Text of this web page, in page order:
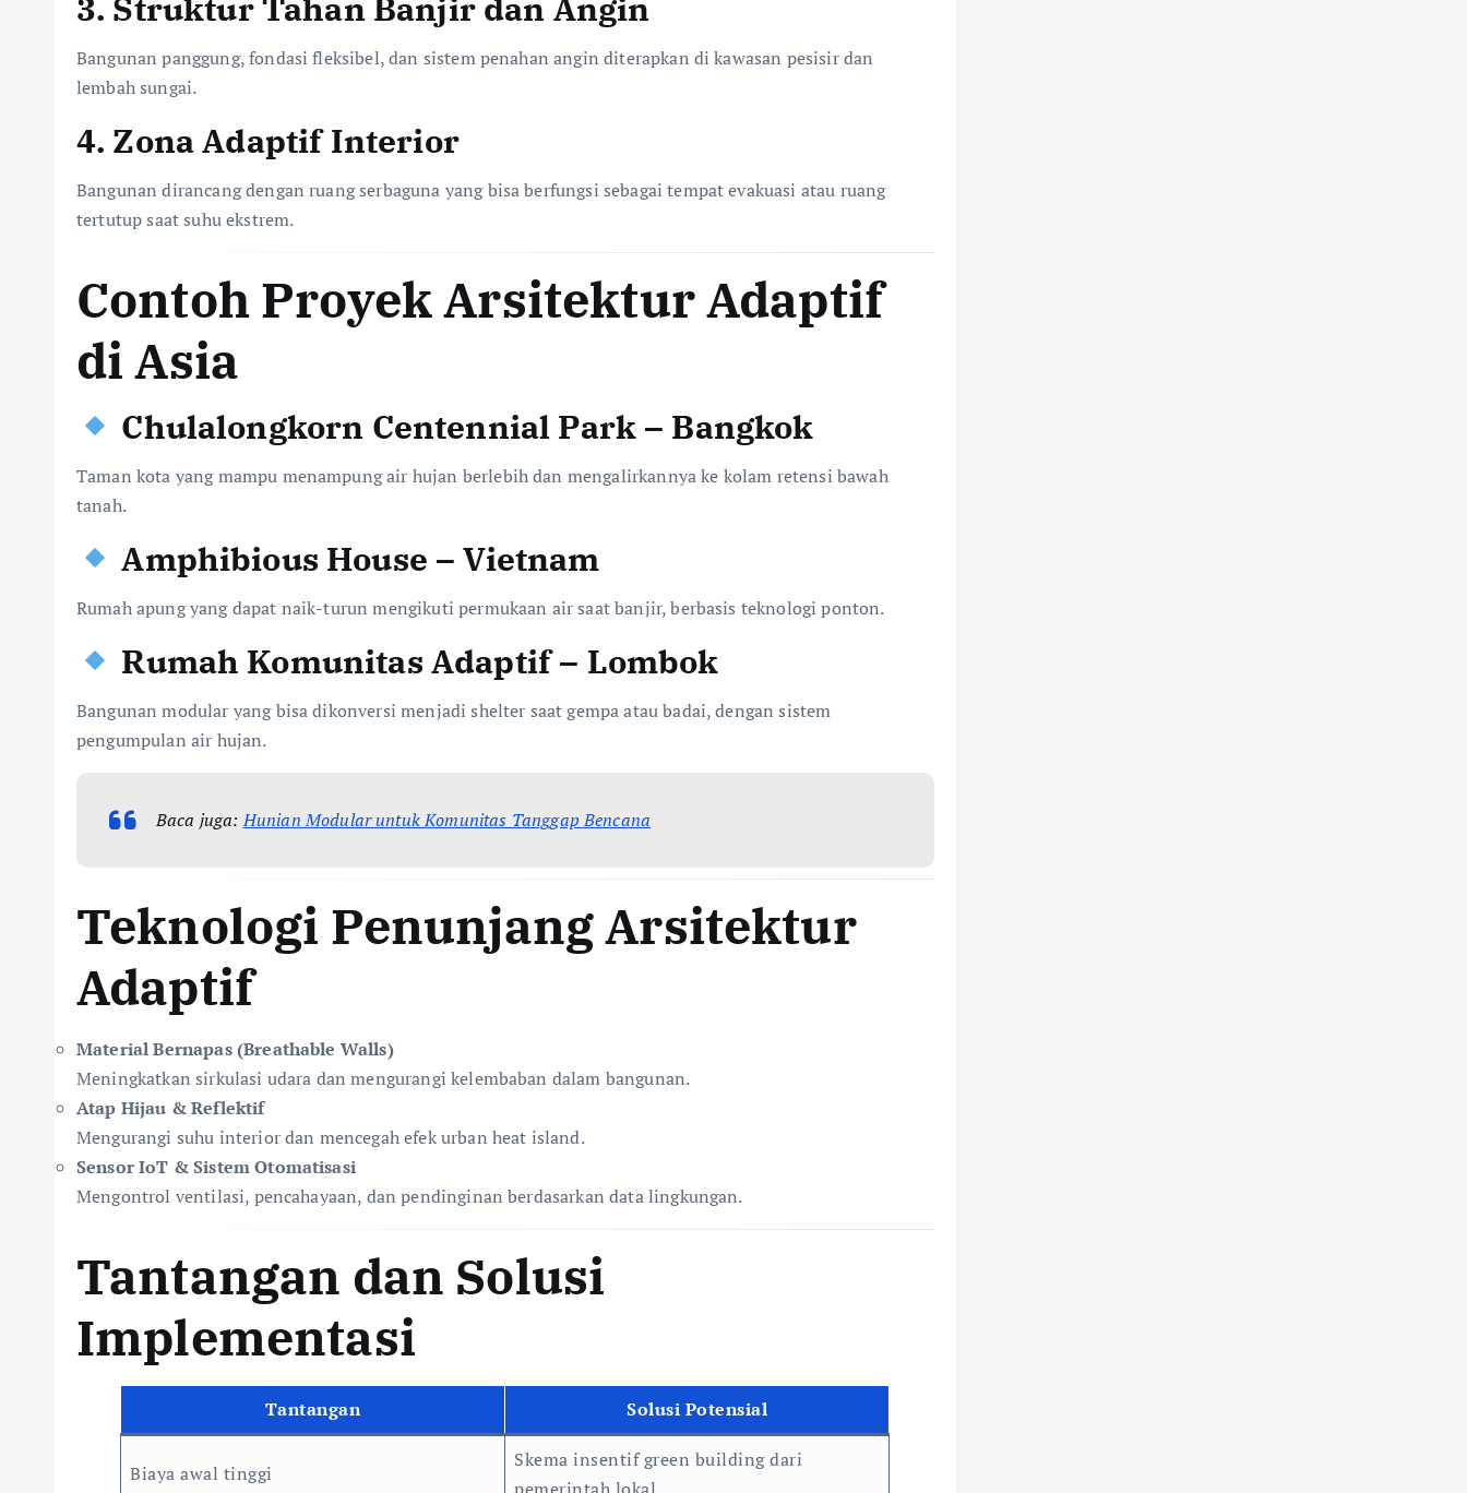
Bangunan panggung, fondasi fleksibel, dan sistem penahan angin diterapkan di kawasan pesisir dan
lembah sungai.
4. Zona Adaptif Interior
Bangunan dirancang dengan ruang serbaguna yang bisa berfungsi sebagai tempat evakuasi atau ruang
tertutup saat suhu ekstrem.
Contoh Proyek Arsitektur Adaptif
di Asia
Chulalongkorn Centennial Park – Bangkok
Taman kota yang mampu menampung air hujan berlebih dan mengalirkannya ke kolam retensi bawah
tanah.
Amphibious House – Vietnam
Rumah apung yang dapat naik-turun mengikuti permukaan air saat banjir, berbasis teknologi ponton.
Rumah Komunitas Adaptif – Lombok
Bangunan modular yang bisa dikonversi menjadi shelter saat gempa atau badai, dengan sistem
pengumpulan air hujan.
Baca juga:Hunian Modular untuk Komunitas Tanggap Bencana
Teknologi Penunjang Arsitektur
Adaptif
Material Bernapas (Breathable Walls)
Meningkatkan sirkulasi udara dan mengurangi kelembaban dalam bangunan.
Atap Hijau & Reflektif
Mengurangi suhu interior dan mencegah efek urban heat island.
Sensor IoT & Sistem Otomatisasi
Mengontrol ventilasi, pencahayaan, dan pendinginan berdasarkan data lingkungan.
Tantangan dan Solusi
Implementasi
Tantangan Solusi Potensial
Biaya awal tinggi
Skema insentif green building dari